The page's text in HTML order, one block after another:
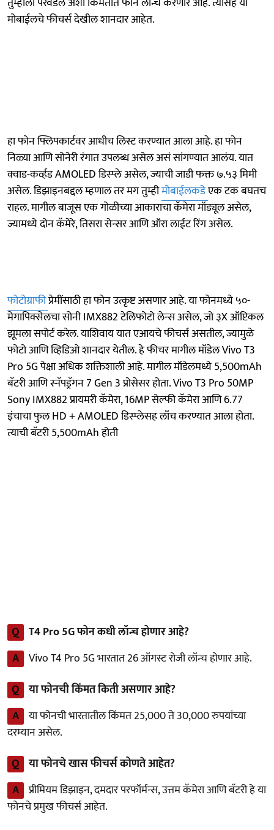
मोबाईलचे फीचर्स देखील शानदार आहेत.
हा फोन फ्लिपकार्टवर आधीच लिस्ट करण्यात आला आहे. हा फोन
निळ्या आणि सोनेरी रंगात उपलब्ध असेल असं सांगण्यात आलंय. यात
क्वाड-कर्व्हड AMOLED डिस्प्ले असेल, ज्याची जाडी फक्त ७.५३ मिमी
असेल. डिझाइनबद्दल म्हणाल तर मग तुम्हीमोबाईलकडेएक टक बघतच
राहल. मागील बाजूस एक गोळीच्या आकाराचा कॅमेरा मॉड्यूल असेल,
ज्यामध्ये दोन कॅमेरे, तिसरा सेन्सर आणि ऑरा लाईट रिंग असेल.
फोटोग्राफीप्रेमींसाठी हा फोन उत्कृष्ट असणार आहे. या फोनमध्ये ५०-
मेगापिक्सेलचा सोनी IMX882 टेलिफोटो लेन्स असेल, जो ३X ऑप्टिकल
झूमला सपोर्ट करेल. याशिवाय यात एआयचे फीचर्स असतील, ज्यामुळे
फोटो आणि व्हिडिओ शानदार येतील. हे फीचर मागील मॉडेल Vivo T3
Pro 5G पेक्षा अधिक शक्तिशाली आहे. मागील मॉडेलमध्ये 5,500mAh
बॅटरी आणि स्नॅपड्रॅगन 7 Gen 3 प्रोसेसर होता. Vivo T3 Pro 50MP
Sony IMX882 प्रायमरी कॅमेरा, 16MP सेल्फी कॅमेरा आणि 6.77
इंचाचा फुल HD + AMOLED डिस्प्लेसह लाँच करण्यात आला होता.
त्याची बॅटरी 5,500mAh होती
Q T4 Pro 5G फोन कधी लॉन्च होणार आहे?
A Vivo T4 Pro 5G भारतात 26 ऑगस्ट रोजी लॉन्च होणार आहे.
Q या फोनची किंमत किती असणार आहे?
A या फोनची भारतातील किंमत 25,000 ते 30,000 रुपयांच्या
दरम्यान असेल.
Q या फोनचे खास फीचर्स कोणते आहेत?
A प्रीमियम डिझाइन, दमदार परफॉर्मन्स, उत्तम कॅमेरा आणि बॅटरी हे या
फोनचे प्रमुख फीचर्स आहेत.